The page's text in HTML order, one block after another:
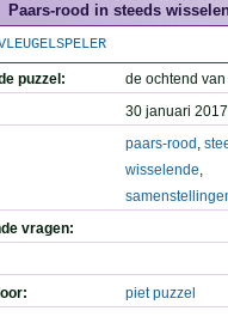
Paars-rood in steeds
puzzel:
de ochtend van
30 januari
paars-rood ,
wisselende,
vragen:
piet puzzel